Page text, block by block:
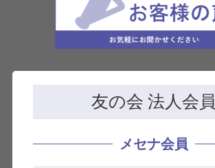
友の会 法人会員
メセナ会員